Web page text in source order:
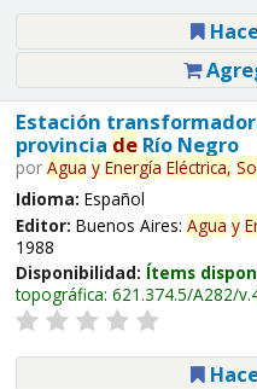
Estación
provincia deRío Negro
por Agua y Energía Eléctrica,
Idioma: Español
Editor: Buenos Aires: Agua y
1988
Disponibilidad: Ítems
topográfica: 621.374.5/A282/